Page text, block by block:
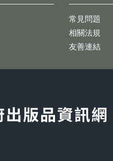
常見問題
相關法規
友善連結